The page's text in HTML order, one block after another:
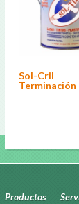
Sol-Cril
Terminación
Productos